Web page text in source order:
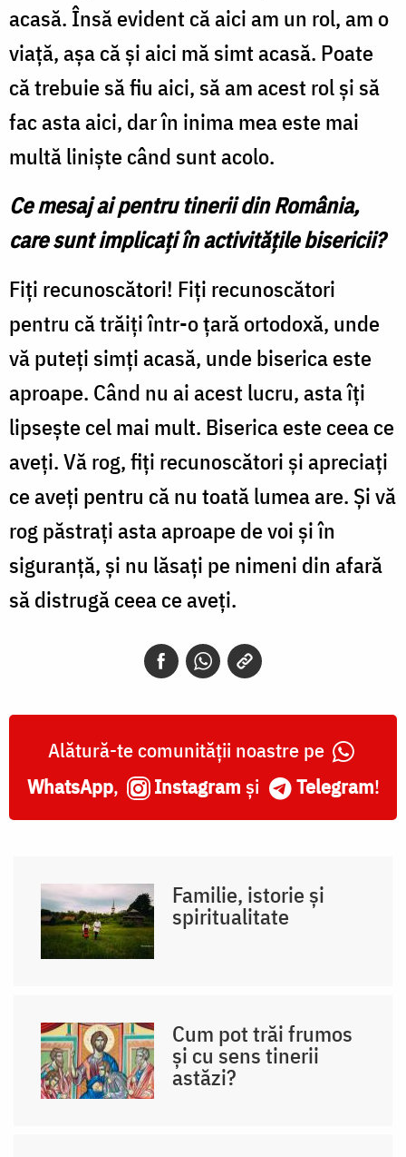
acasă. Însă evident că aici am un rol, am o
viață, așa că și aici mă simt acasă. Poate
că trebuie să fiu aici, să am acest rol și să
fac asta aici, dar în inima mea este mai
multă liniște când sunt acolo.
Ce mesaj ai pentru tinerii din România,
care sunt implicați în activitățile bisericii?
Fiți recunoscători! Fiți recunoscători
pentru că trăiți într-o țară ortodoxă, unde
vă puteți simți acasă, unde biserica este
aproape. Când nu ai acest lucru, asta îți
lipsește cel mai mult. Biserica este ceea ce
aveți. Vă rog, fiți recunoscători și apreciați
ce aveți pentru că nu toată lumea are. Și vă
rog păstrați asta aproape de voi și în
siguranță, și nu lăsați pe nimeni din afară
să distrugă ceea ce aveți.
Alătură-te comunității noastre pe
WhatsApp, Instagram și Telegram!
Familie, istorie și
spiritualitate
Cum pot trăi frumos
și cu sens tinerii
astăzi?